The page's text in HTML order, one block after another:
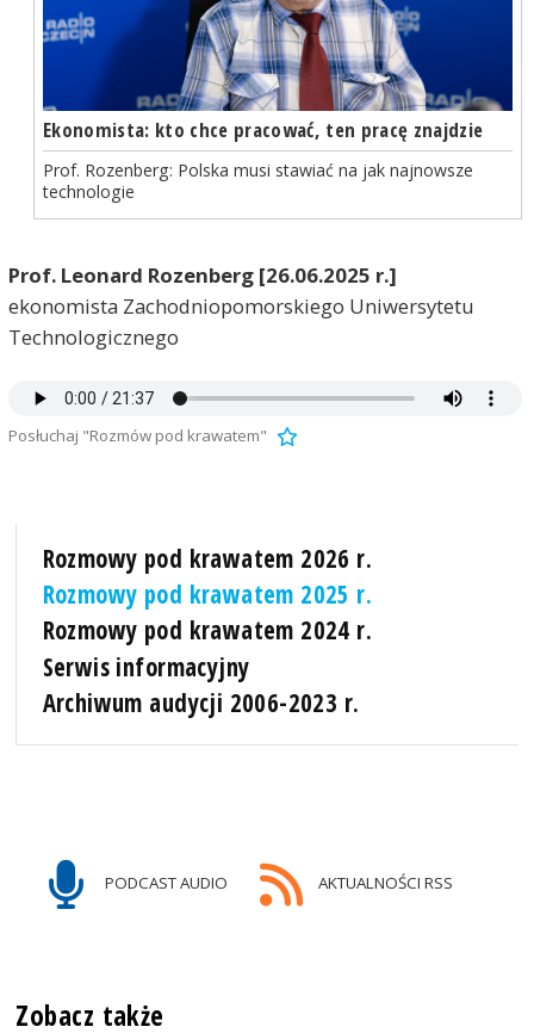
Ekonomista: kto chce pracować, ten pracę znajdzie
Prof. Rozenberg: Polska musi stawiać na jak najnowsze
technologie
Prof. Leonard Rozenberg [26.06.2025 r.]
ekonomista Zachodniopomorskiego Uniwersytetu
Technologicznego
Posłuchaj "Rozmów pod krawatem"
Rozmowy pod krawatem 2026 r.
Rozmowy pod krawatem 2025 r.
Rozmowy pod krawatem 2024 r.
Serwis informacyjny
Archiwum audycji 2006-2023 r.
PODCAST AUDIO AKTUALNOŚCI RSS
Zobacz także